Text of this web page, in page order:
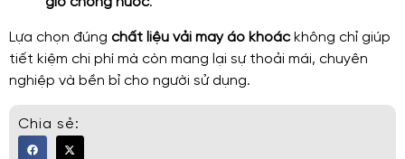
Lựa chọn đúng chất liệu vải may áo khoáckhông chỉ giúp
tiết kiệm chi phí mà còn mang lại sự thoải mái, chuyên
nghiệp và bền bỉ cho người sử dụng.
Chia sẻ: